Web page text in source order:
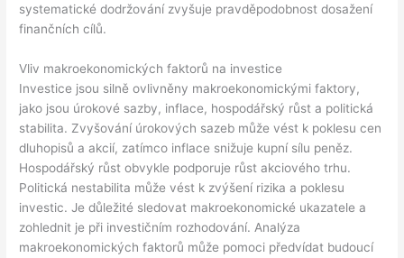
systematické dodržování zvyšuje pravděpodobnost dosažení
finančních cílů.
Vliv makroekonomických faktorů na investice
Investice jsou silně ovlivněny makroekonomickými faktory,
jako jsou úrokové sazby, inflace, hospodářský růst a politická
stabilita. Zvyšování úrokových sazeb může vést k poklesu cen
dluhopisů a akcií, zatímco inflace snižuje kupní sílu peněz.
Hospodářský růst obvykle podporuje růst akciového trhu.
Politická nestabilita může vést k zvýšení rizika a poklesu
investic. Je důležité sledovat makroekonomické ukazatele a
zohlednit je při investičním rozhodování. Analýza
makroekonomických faktorů může pomoci předvídat budoucí